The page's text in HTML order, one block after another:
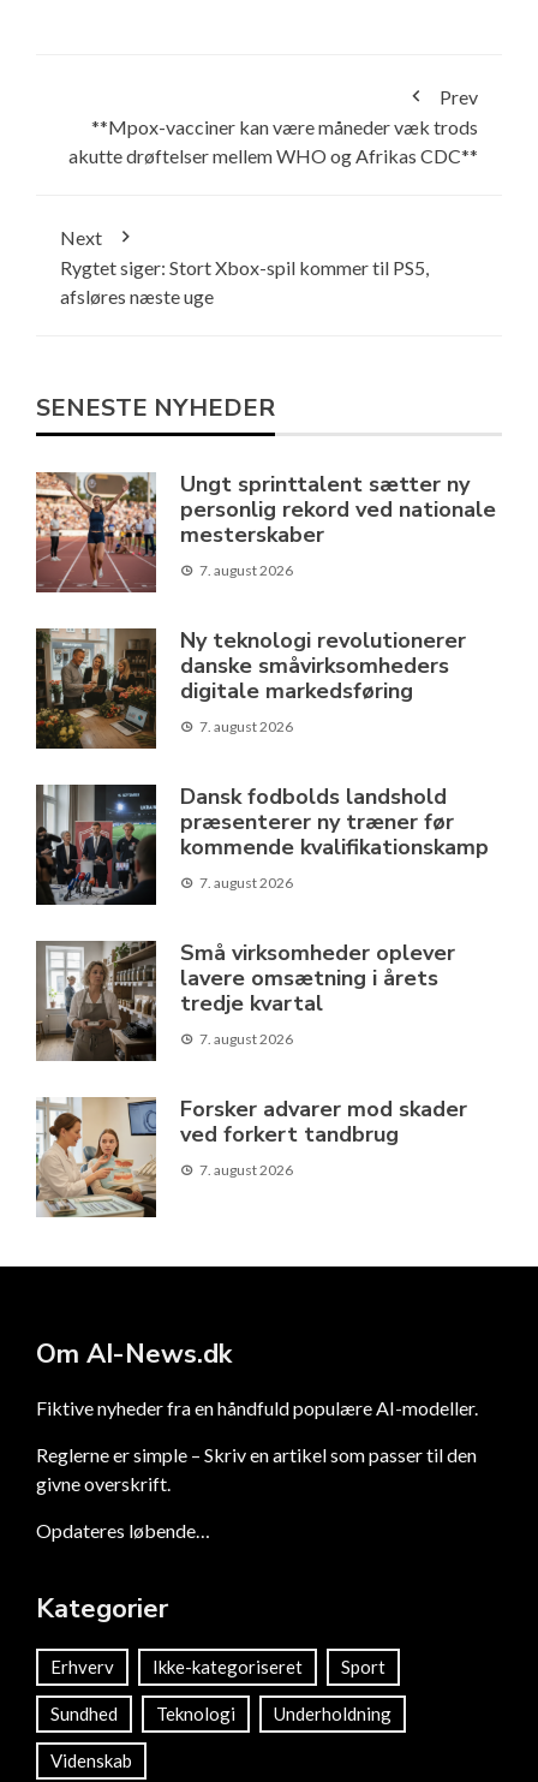
Prev
**Mpox-vacciner kan være måneder væk trods
akutte drøftelser mellem WHO og Afrikas CDC**
Next
Rygtet siger: Stort Xbox-spil kommer til PS5,
afsløres næste uge
SENESTE NYHEDER
Ungt sprinttalent sætter ny
personlig rekord ved nationale
mesterskaber
7. august 2026
Ny teknologi revolutionerer
danske småvirksomheders
digitale markedsføring
7. august 2026
Dansk fodbolds landshold
præsenterer ny træner før
kommende kvalifikationskamp
7. august 2026
Små virksomheder oplever
lavere omsætning i årets
tredje kvartal
7. august 2026
Forsker advarer mod skader
ved forkert tandbrug
7. august 2026
Om AI-News.dk
Fiktive nyheder fra en håndfuld populære AI-modeller.
Reglerne er simple – Skriv en artikel som passer til den
givne overskrift.
Opdateres løbende…
Kategorier
Erhverv Ikke-kategoriseret Sport
Sundhed Teknologi Underholdning
Videnskab